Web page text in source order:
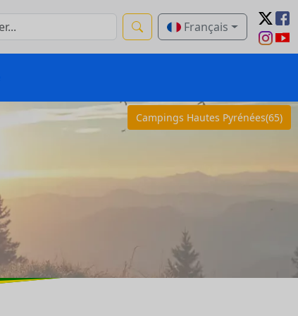
Français
Campings Hautes Pyrénées(65)